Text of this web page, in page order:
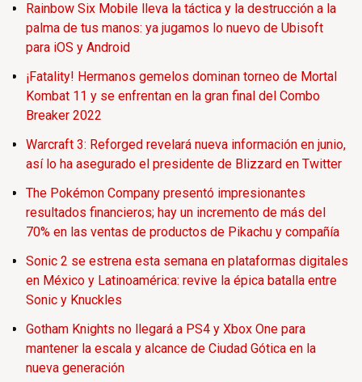
Rainbow Six Mobile lleva la táctica y la destrucción a la
palma de tus manos: ya jugamos lo nuevo de Ubisoft
para iOS y Android
¡Fatality! Hermanos gemelos dominan torneo de Mortal
Kombat 11 y se enfrentan en la gran final del Combo
Breaker 2022
Warcraft 3: Reforged revelará nueva información en junio,
así lo ha asegurado el presidente de Blizzard en Twitter
The Pokémon Company presentó impresionantes
resultados financieros; hay un incremento de más del
70% en las ventas de productos de Pikachu y compañía
Sonic 2 se estrena esta semana en plataformas digitales
en México y Latinoamérica: revive la épica batalla entre
Sonic y Knuckles
Gotham Knights no llegará a PS4 y Xbox One para
mantener la escala y alcance de Ciudad Gótica en la
nueva generación